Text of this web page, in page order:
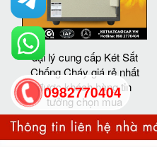
đại lý cung cấp Két Sắt
Chống Cháy giá rẻ nhất
được khách hàng tin
tưởng chọn mua
0982770404